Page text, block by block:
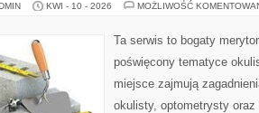
KWI - 10 - 2026 MOŻLIWOŚĆ
Ta serwis to bogaty
poświęcony tematyce
miejsce zajmują
okulisty, optometrysty oraz